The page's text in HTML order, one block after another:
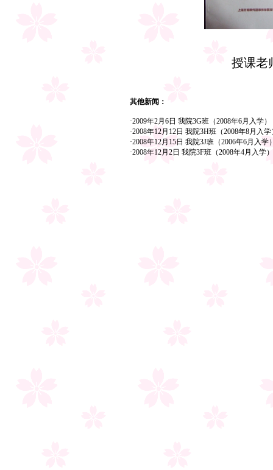
授课老
其他新闻：
·2009年2月6日 我院3G班（2008年6月入学
·2008年12月12日 我院3H班（2008年8月入
·2008年12月15日 我院3J班（2006年6月入
·2008年12月2日 我院3F班（2008年4月入学